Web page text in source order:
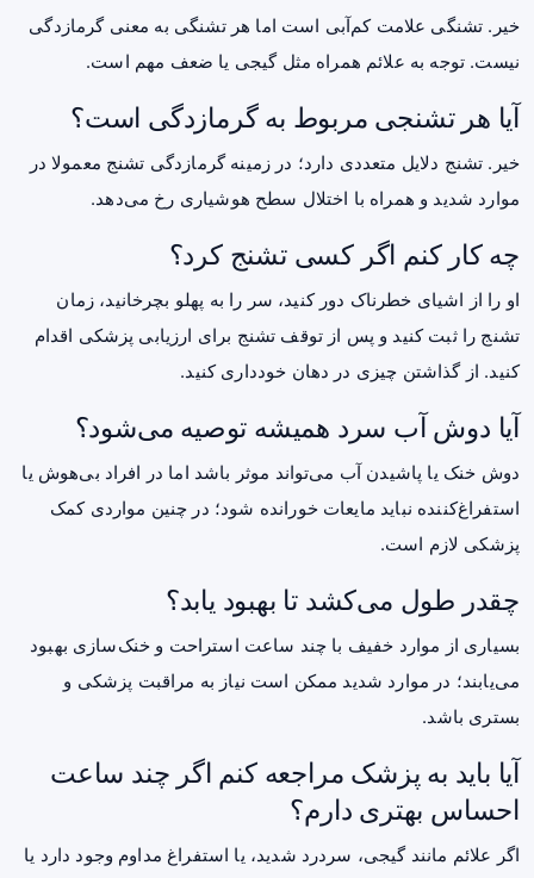
خیر. تشنگی علامت کم‌آبی است اما هر تشنگی به معنی گرمازدگی
نیست. توجه به علائم همراه مثل گیجی یا ضعف مهم است.
آیا هر تشنجی مربوط به گرمازدگی است؟
خیر. تشنج دلایل متعددی دارد؛ در زمینه گرمازدگی تشنج معمولا در
موارد شدید و همراه با اختلال سطح هوشیاری رخ می‌دهد.
چه کار کنم اگر کسی تشنج کرد؟
او را از اشیای خطرناک دور کنید، سر را به پهلو بچرخانید، زمان
تشنج را ثبت کنید و پس از توقف تشنج برای ارزیابی پزشکی اقدام
کنید. از گذاشتن چیزی در دهان خودداری کنید.
آیا دوش آب سرد همیشه توصیه می‌شود؟
دوش خنک یا پاشیدن آب می‌تواند موثر باشد اما در افراد بی‌هوش یا
استفراغ‌کننده نباید مایعات خورانده شود؛ در چنین مواردی کمک
پزشکی لازم است.
چقدر طول می‌کشد تا بهبود یابد؟
بسیاری از موارد خفیف با چند ساعت استراحت و خنک‌سازی بهبود
می‌یابند؛ در موارد شدید ممکن است نیاز به مراقبت پزشکی و
بستری باشد.
آیا باید به پزشک مراجعه کنم اگر چند ساعت
احساس بهتری دارم؟
اگر علائم مانند گیجی، سردرد شدید، یا استفراغ مداوم وجود دارد یا